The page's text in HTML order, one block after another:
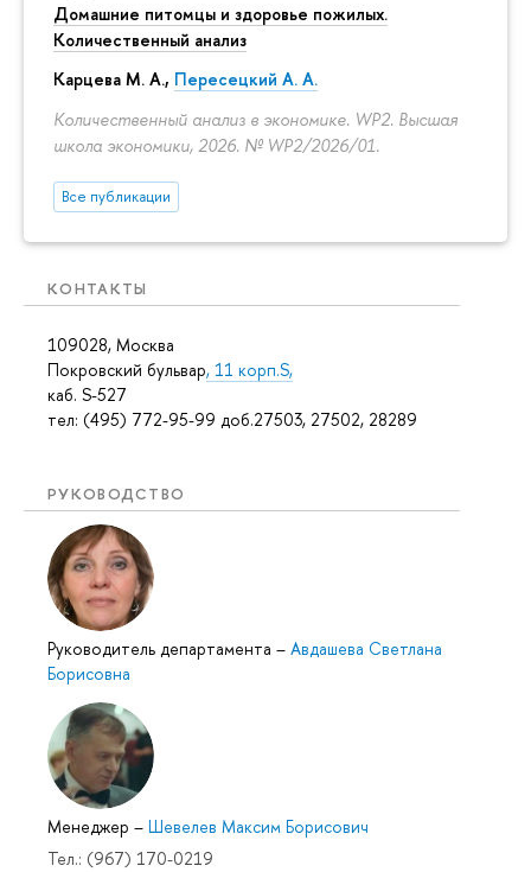
Домашние питомцы и здоровье пожилых.
Количественный анализ
Карцева М. А., Пересецкий А. А.
Количественный анализ в экономике. WP2. Высшая
школа экономики, 2026. № WP2/2026/01.
Все публикации
КОНТАКТЫ
109028, Москва
Покровский бульвар, 11 корп.S,
каб. S-527
тел: (495) 772-95-99 доб.27503, 27502, 28289
РУКОВОДСТВО
Руководитель департамента – Авдашева Светлана
Борисовна
Менеджер – Шевелев Максим Борисович
Тел.: (967) 170-0219